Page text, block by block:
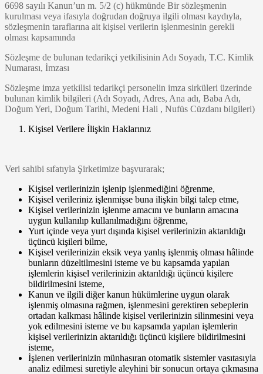
6698 sayılı Kanun’un m. 5/2 (c) hükmünde Bir sözleşmenin
kurulması veya ifasıyla doğrudan doğruya ilgili olması kaydıyla,
sözleşmenin taraflarına ait kişisel verilerin işlenmesinin gerekli
olması kapsamında
Sözleşme de bulunan tedarikçi yetkilisinin Adı Soyadı, T.C. Kimlik
Numarası, İmzası
Sözleşme imza yetkilisi tedarikçi personelin imza sirküleri üzerinde
bulunan kimlik bilgileri (Adı Soyadı, Adres, Ana adı, Baba Adı,
Doğum Yeri, Doğum Tarihi, Medeni Hali , Nufüs Cüzdanı bilgileri)
Kişisel Verilere İlişkin Haklarınız
Veri sahibi sıfatıyla Şirketimize başvurarak;
Kişisel verilerinizin işlenip işlenmediğini öğrenme,
Kişisel verileriniz işlenmişse buna ilişkin bilgi talep etme,
Kişisel verilerinizin işlenme amacını ve bunların amacına
uygun kullanılıp kullanılmadığını öğrenme,
Yurt içinde veya yurt dışında kişisel verilerinizin aktarıldığı
üçüncü kişileri bilme,
Kişisel verilerinizin eksik veya yanlış işlenmiş olması hâlinde
bunların düzeltilmesini isteme ve bu kapsamda yapılan
işlemlerin kişisel verilerinizin aktarıldığı üçüncü kişilere
bildirilmesini isteme,
Kanun ve ilgili diğer kanun hükümlerine uygun olarak
işlenmiş olmasına rağmen, işlenmesini gerektiren sebeplerin
ortadan kalkması hâlinde kişisel verilerinizin silinmesini veya
yok edilmesini isteme ve bu kapsamda yapılan işlemlerin
kişisel verilerinizin aktarıldığı üçüncü kişilere bildirilmesini
isteme,
İşlenen verilerinizin münhasıran otomatik sistemler vasıtasıyla
analiz edilmesi suretiyle aleyhini bir sonucun ortaya çıkmasına